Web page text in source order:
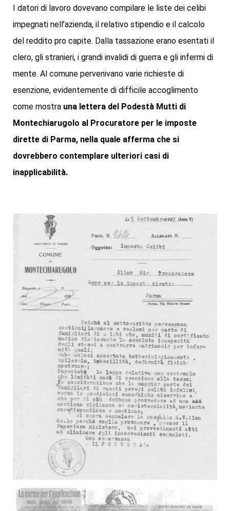
I datori di lavoro dovevano compilare le liste dei celibi
impegnati nell’azienda, il relativo stipendio e il calcolo
del reddito pro capite. Dalla tassazione erano esentati il
clero, gli stranieri, i grandi invalidi di guerra e gli infermi di
mente. Al comune pervenivano varie richieste di
esenzione, evidentemente di difficile accoglimento
come mostra una lettera del Podestà Mutti di
Montechiarugolo al Procuratore per le imposte
dirette di Parma, nella quale afferma che si
dovrebbero contemplare ulteriori casi di
inapplicabilità.